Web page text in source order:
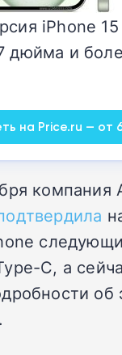
iPhone 15
дюйма и
на Price.ru — от
компания
C, а
об